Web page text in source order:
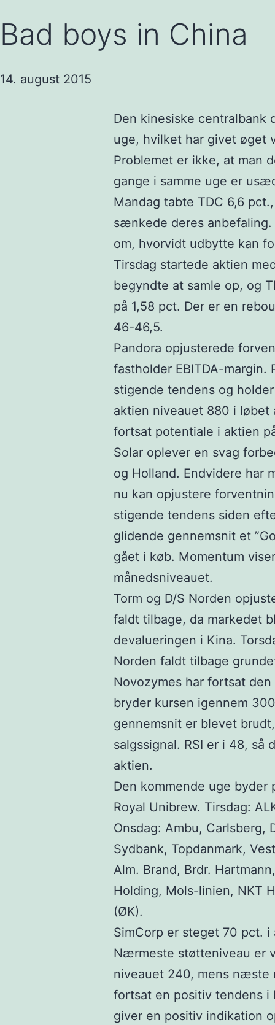
Bad boys in China
14. august 2015
Den kinesiske
uge, hvilket har givet øget
Problemet er ikke, at man
gange i samme uge er
Mandag tabte TDC 6,6
sænkede deres
om, hvorvidt udbytte kan
Tirsdag startede aktien
begyndte at samle op, og
på 1,58 pct. Der er en
46-46,5.
Pandora opjusterede
fastholder EBITDA-
stigende tendens og
aktien niveauet 880 i løbet
fortsat potentiale i aktien
Solar oplever en svag
og Holland. Endvidere har
nu kan opjustere
stigende tendens siden
glidende gennemsnit et
gået i køb. Momentum
månedsniveauet.
Torm og D/S Norden
faldt tilbage, da markedet
devalueringen i Kina.
Norden faldt tilbage
Novozymes har fortsat
bryder kursen igennem
gennemsnit er blevet
salgssignal. RSI er i 48, så
aktien.
Den kommende uge byder
Royal Unibrew. Tirsdag:
Onsdag: Ambu, Carlsberg,
Sydbank, Topdanmark,
Alm. Brand, Brdr.
Holding, Mols-linien, NKT
(ØK).
SimCorp er steget 70 pct.
Nærmeste støtteniveau er
niveauet 240, mens næste
fortsat en positiv tendens i
giver en positiv indikation